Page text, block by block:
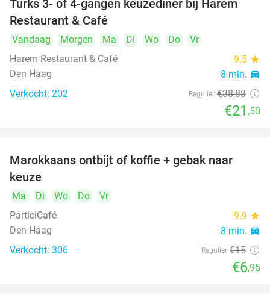
45%
Turks 3- of 4-gangen keuzediner bij Harem
Restaurant & Café
Vandaag Morgen Ma Di Wo Do
Vr
Harem Restaurant & Café
9.5 star
Den Haag 8 min. directions_car
Verkocht: 202 Regulier €38,88
€21 ,50
Marokkaans ontbijt of koffie + gebak naar
keuze
Ma Di Wo Do
Vr
ParticiCafé
9.9 star
Den Haag 8 min. directions_car
Verkocht: 306 Regulier €15
€6,95